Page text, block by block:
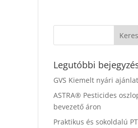
Legutóbbi
GVS Kiemelt nyári ajánlat
ASTRA® Pesticides
bevezető áron
Praktikus és sokoldalú